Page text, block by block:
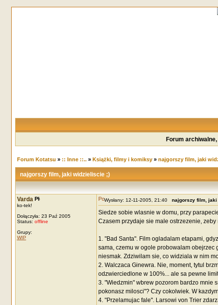
Forum
Forum Kotatsu » :: Inne ::..» Książki, filmy i komiksy» najgorszy film, jaki
najgorszy film, jaki widzieliscie ;)
Varda
ko-tek!
Dołączyła: 23 Paź 2005
Status: offline
Grupy:
WIP
Wysłany: 12-11-2005, 21:40 najgorszy film,
Siedze sobie wlasnie w domu, przy
Czasem przydaje sie male ostrzezenie,
1. "Bad Santa". Film ogladalam etapami,
sama, czemu w ogole probowalam obejrzec
niesmak. Zdziwilam sie, co widziala w nim
2. Walczaca Ginewra. Nie, moment, tytul
odzwierciedlone w 100%... ale sa pewne
3. "Wiedzmin" wbrew pozorom bardzo mnie
pokonasz milosci"? Czy cokolwiek. W
4. "Przelamujac fale". Larsowi von Trier